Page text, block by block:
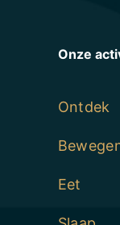
Onze
Ontdek
Eet